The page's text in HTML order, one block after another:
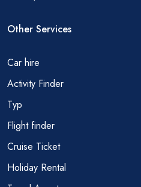
Other Services
Car hire
Activity Finder
Тур
Flight finder
Cruise Ticket
Holiday Rental